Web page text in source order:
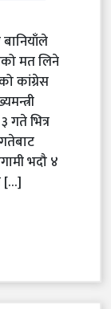
बानियाँले
मत लिने
कांग्रेस
गते भित्र
भदौ ४
[…]